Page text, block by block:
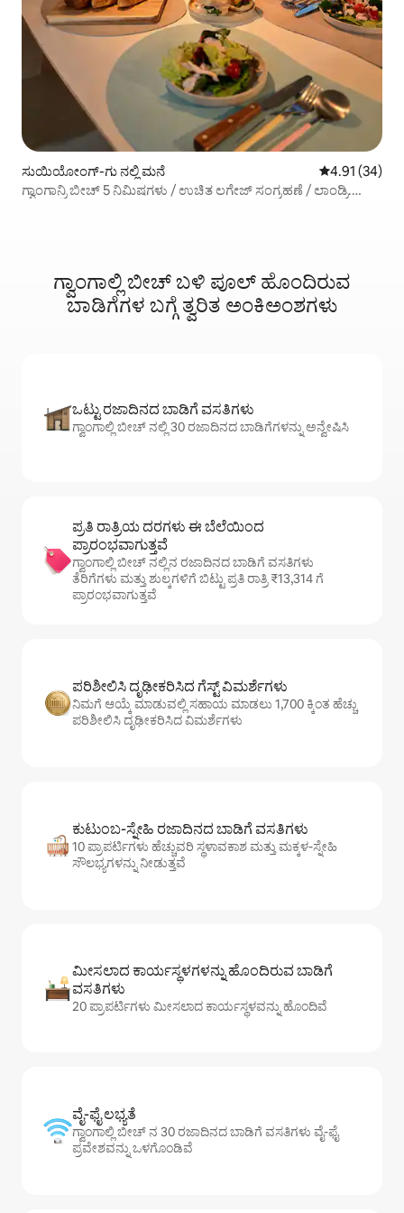
ಸುಯಿಯೋಂಗ್-ಗು ನಲ್ಲಿ ಮನೆ 5 ರಲ್ಲಿ 4.91
4.91 (34)
ಗ್ವಾಂಗಾನ್ರಿ ಬೀಚ್ 5 ನಿಮಿಷಗಳು / ಉಚಿತ ಲಗೇಜ್ ಸಂಗ್ರಹಣೆ / ಲಾಂಡ್ರಿ.
ಗ್ವಾಂಗಾಲ್ಲಿ ಬೀಚ್ ಬಳಿ ಪೂಲ್ ಹೊಂದಿರುವ
ಬಾಡಿಗೆಗಳ ಬಗ್ಗೆ ತ್ವರಿತ ಅಂಕಿಅಂಶಗಳು
ಒಟ್ಟು ರಜಾದಿನದ ಬಾಡಿಗೆ ವಸತಿಗಳು
ಗ್ವಾಂಗಾಲ್ಲಿ ಬೀಚ್ ನಲ್ಲಿ 30 ರಜಾದಿನದ ಬಾಡಿಗೆಗಳನ್ನು ಅನ್ವೇಷಿಸಿ
ಪ್ರತಿ ರಾತ್ರಿಯ ದರಗಳು ಈ ಬೆಲೆಯಿಂದ
ಪ್ರಾರಂಭವಾಗುತ್ತವೆ
ಗ್ವಾಂಗಾಲ್ಲಿ ಬೀಚ್ ನಲ್ಲಿನ ರಜಾದಿನದ ಬಾಡಿಗೆ ವಸತಿಗಳು
ತೆರಿಗೆಗಳು ಮತ್ತು ಶುಲ್ಕಗಳಿಗೆ ಬಿಟ್ಟು ಪ್ರತಿ ರಾತ್ರಿ ₹13,314 ಗೆ
ಪ್ರಾರಂಭವಾಗುತ್ತವೆ
ಪರಿಶೀಲಿಸಿ ದೃಢೀಕರಿಸಿದ ಗೆಸ್ಟ್ ವಿಮರ್ಶೆಗಳು
ನಿಮಗೆ ಆಯ್ಕೆ ಮಾಡುವಲ್ಲಿ ಸಹಾಯ ಮಾಡಲು 1,700 ಕ್ಕಿಂತ ಹೆಚ್ಚು
ಪರಿಶೀಲಿಸಿ ದೃಢೀಕರಿಸಿದ ವಿಮರ್ಶೆಗಳು
ಕುಟುಂಬ-ಸ್ನೇಹಿ ರಜಾದಿನದ ಬಾಡಿಗೆ ವಸತಿಗಳು
10 ಪ್ರಾಪರ್ಟಿಗಳು ಹೆಚ್ಚುವರಿ ಸ್ಥಳಾವಕಾಶ ಮತ್ತು ಮಕ್ಕಳ-ಸ್ನೇಹಿ
ಸೌಲಭ್ಯಗಳನ್ನು ನೀಡುತ್ತವೆ
ಮೀಸಲಾದ ಕಾರ್ಯಸ್ಥಳಗಳನ್ನು ಹೊಂದಿರುವ ಬಾಡಿಗೆ
ವಸತಿಗಳು
20 ಪ್ರಾಪರ್ಟಿಗಳು ಮೀಸಲಾದ ಕಾರ್ಯಸ್ಥಳವನ್ನು ಹೊಂದಿವೆ
ವೈ-ಫೈ ಲಭ್ಯತೆ
ಗ್ವಾಂಗಾಲ್ಲಿ ಬೀಚ್ ನ 30 ರಜಾದಿನದ ಬಾಡಿಗೆ ವಸತಿಗಳು ವೈ-ಫೈ
ಪ್ರವೇಶವನ್ನು ಒಳಗೊಂಡಿವೆ